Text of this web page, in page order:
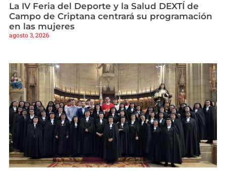
La IV Feria del Deporte y la Salud DEXTÍ de
Campo de Criptana centrará su programación
en las mujeres
agosto 3, 2026